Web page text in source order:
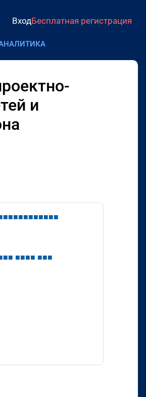
ВходБесплатная регистрация
и
■■■■■■■■■■■
■■ ■■■■ ■■■